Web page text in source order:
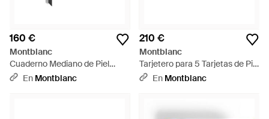
160 €
Montblanc
Cuaderno Mediano de Piel
Corteccia Sfumato - Marrón
En Montblanc
210 €
Montblanc
Tarjetero para 5 Tarjetas de Piel
Sartorial - Naranja
En Montblanc